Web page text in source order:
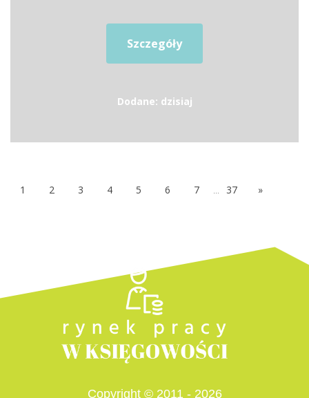
Szczegóły
Dodane: dzisiaj
1 2 3 4 5 6 7 ... 37 »
Copyright © 2011 - 2026